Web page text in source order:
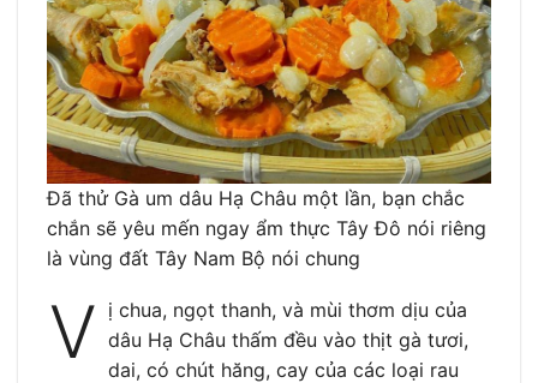
Đã thử Gà um dâu Hạ Châu một lần, bạn chắc
chắn sẽ yêu mến ngay ẩm thực Tây Đô nói riêng
là vùng đất Tây Nam Bộ nói chung
V ị chua, ngọt thanh, và mùi thơm dịu của
dâu Hạ Châu thấm đều vào thịt gà tươi,
dai, có chút hăng, cay của các loại rau